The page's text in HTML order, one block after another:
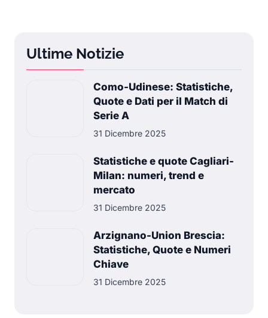
Ultime Notizie
Como-Udinese: Statistiche,
Quote e Dati per il Match di
Serie A
31 Dicembre 2025
Statistiche e quote Cagliari-
Milan: numeri, trend e
mercato
31 Dicembre 2025
Arzignano-Union Brescia:
Statistiche, Quote e Numeri
Chiave
31 Dicembre 2025